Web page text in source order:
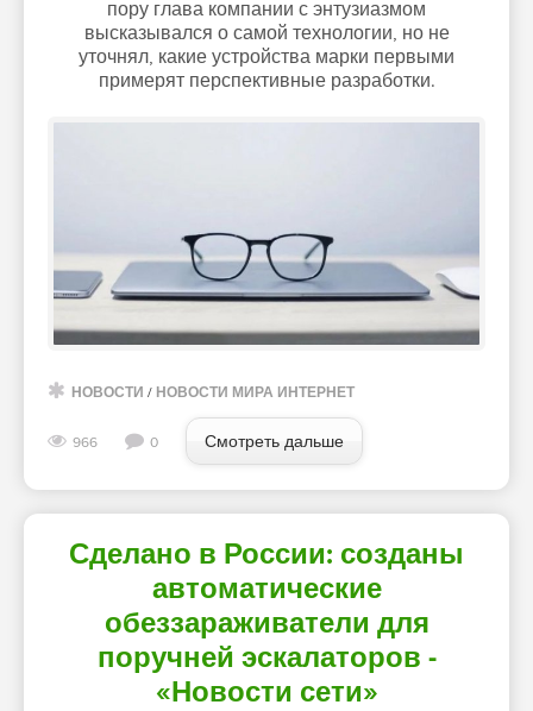
пору глава компании с энтузиазмом
высказывался о самой технологии, но не
уточнял, какие устройства марки первыми
примерят перспективные разработки.
НОВОСТИ / НОВОСТИ МИРА ИНТЕРНЕТ
966 0 Смотреть дальше
Сделано в России: созданы
автоматические
обеззараживатели для
поручней эскалаторов -
«Новости сети»